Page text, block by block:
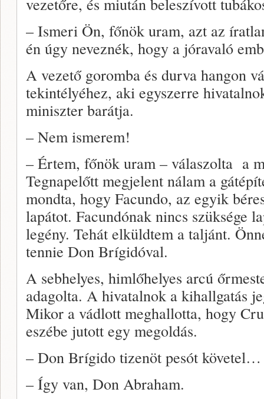
– Ismeri Ön, főnök uram, azt az
én úgy neveznék, hogy a jóravaló
A vezető goromba és durva hangon
tekintélyéhez, aki egyszerre
miniszter barátja.
– Nem ismerem!
– Értem, főnök uram – válaszolta a
Tegnapelőtt megjelent nálam a
mondta, hogy Facundo, az egyik
lapátot. Facundónak nincs szüksége
legény. Tehát elküldtem a taljánt.
tennie Don Brígidóval.
A sebhelyes, himlőhelyes arcú
adagolta. A hivatalnok a kihallgatás
Mikor a vádlott meghallotta, hogy
eszébe jutott egy megoldás.
– Don Brígido tizenöt pesót követel…
– Így van, Don Abraham.